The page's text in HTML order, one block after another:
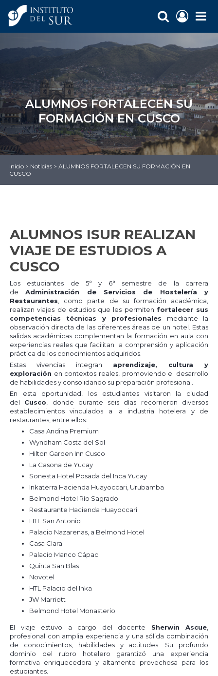
ALUMNOS FORTALECEN SU
FORMACIÓN EN CUSCO
Inicio > Noticias > ALUMNOS FORTALECEN SU FORMACIÓN EN
CUSCO
ALUMNOS ISUR REALIZAN
VIAJE DE ESTUDIOS A
CUSCO
Los estudiantes de 5° y 6° semestre de la carrera
deAdministración de Servicios de Hostelería y
Restaurantes, como parte de su formación académica,
realizan viajes de estudios que les permiten fortalecer sus
competencias técnicas y profesionales mediante la
observación directa de las diferentes áreas de un hotel. Estas
salidas académicas complementan la formación en aula con
experiencias reales que facilitan la comprensión y aplicación
práctica de los conocimientos adquiridos.
Estas vivencias integran aprendizaje, cultura y
exploración en contextos reales, promoviendo el desarrollo
de habilidades y consolidando su preparación profesional.
En esta oportunidad, los estudiantes visitaron la ciudad
del Cusco, donde durante seis días recorrieron diversos
establecimientos vinculados a la industria hotelera y de
restaurantes, entre ellos:
Casa Andina Premium
Wyndham Costa del Sol
Hilton Garden Inn Cusco
La Casona de Yucay
Sonesta Hotel Posada del Inca Yucay
Inkaterra Hacienda Huayoccari, Urubamba
Belmond Hotel Río Sagrado
Restaurante Hacienda Huayoccari
HTL San Antonio
Palacio Nazarenas, a Belmond Hotel
Casa Clara
Palacio Manco Cápac
Quinta San Blas
Novotel
HTL Palacio del Inka
JW Marriott
Belmond Hotel Monasterio
El viaje estuvo a cargo del docente Sherwin Ascue,
profesional con amplia experiencia y una sólida combinación
de conocimientos, habilidades y actitudes. Su profundo
dominio del rubro hotelero garantizó una experiencia
formativa enriquecedora y altamente provechosa para los
estudiantes.